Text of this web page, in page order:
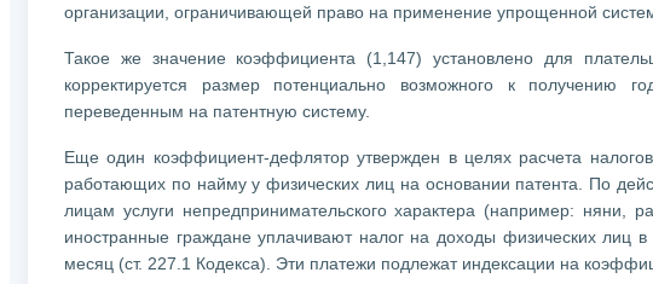
организации, ограничивающей право на применение упрощенной
Такое же значение коэффициента (1,147) установлено для
корректируется размер потенциально возможного к получению
переведенным на патентную систему.
Еще один коэффициент-дефлятор утвержден в целях расчета
работающих по найму у физических лиц на основании патента. По
лицам услуги непредпринимательского характера (например: няни,
иностранные граждане уплачивают налог на доходы физических
месяц (ст. 227.1 Кодекса). Эти платежи подлежат индексации на